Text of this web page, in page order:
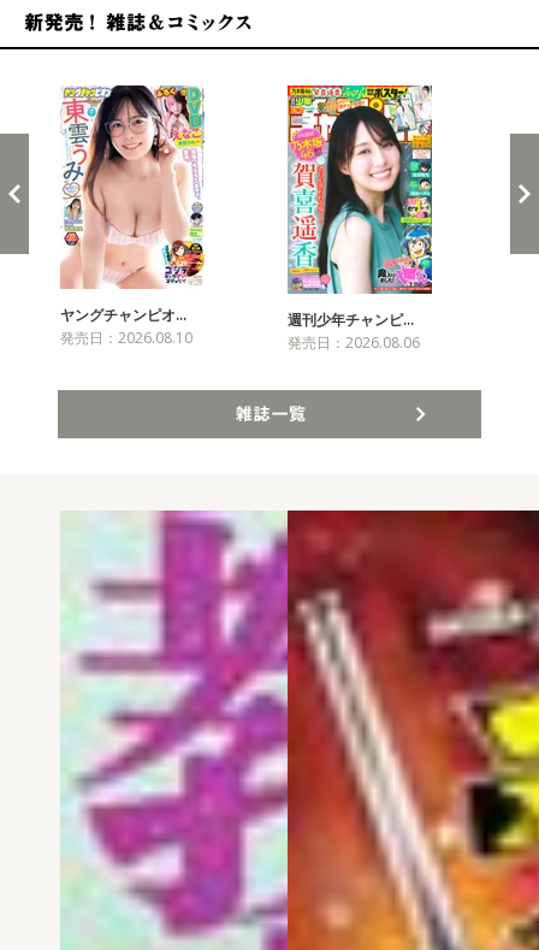
ヤングチャンピオ…
発売日：2026.08.10
週刊少年チャンピ…
発売日：2026.08.06